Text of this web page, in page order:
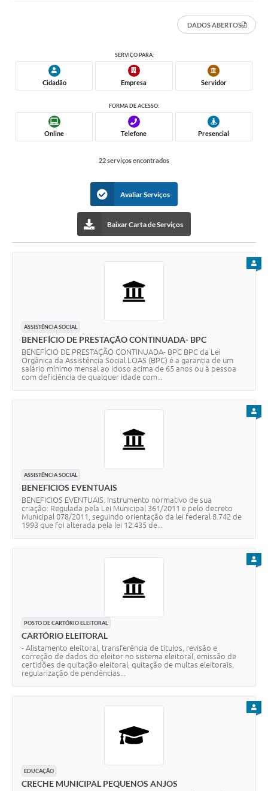
DADOS ABERTOS
SERVIÇO PARA:
Cidadão Empresa Servidor
FORMA DE ACESSO:
Online Telefone Presencial
22 serviços encontrados
Avaliar Serviços
Baixar Carta de Serviços
ASSISTÊNCIA SOCIAL
BENEFÍCIO DE PRESTAÇÃO CONTINUADA- BPC
BENEFÍCIO DE PRESTAÇÃO CONTINUADA- BPC BPC da Lei
Orgânica da Assistência Social LOAS (BPC) é a garantia de um
salário mínimo mensal ao idoso acima de 65 anos ou à pessoa
com deficiência de qualquer idade com...
ASSISTÊNCIA SOCIAL
BENEFICIOS EVENTUAIS
BENEFICIOS EVENTUAIS. Instrumento normativo de sua
criação: Regulada pela Lei Municipal 361/2011 e pelo decreto
Municipal 078/2011, seguindo orientação da lei federal 8.742 de
1993 que foi alterada pela lei 12.435 de...
POSTO DE CARTÓRIO ELEITORAL
CARTÓRIO ELEITORAL
- Alistamento eleitoral, transferência de títulos, revisão e
correção de dados do eleitor no sistema eleitoral, emissão de
certidões de quitação eleitoral, quitação de multas eleitorais,
regularização de pendências...
EDUCAÇÃO
CRECHE MUNICIPAL PEQUENOS ANJOS